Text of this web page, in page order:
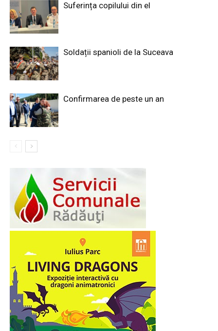
Suferința copilului din el
Soldații spanioli de la Suceava
Confirmarea de peste un an